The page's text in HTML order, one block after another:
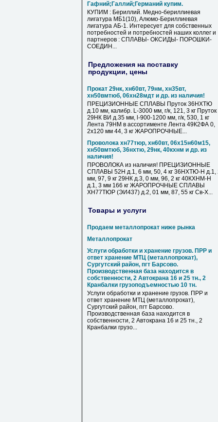
Гафний;Галлий;Германий купим.
КУПИМ : Бериллий. Медно-бериллиевая
лигатура МБ1(10), Алюмо-Бериллиевая
лигатура АБ-1. Интересует для собственных
потребностей и потребностей наших коллег и
партнеров : СПЛАВЫ- ОКСИДЫ- ПОРОШКИ-
СОЕДИН...
Предложения на поставку
продукции, цены
Прокат 29нк, хн60вт, 79нм, хн35вт,
хн50вмтюб, 06хн28мдт и др. из наличия!
ПРЕЦИЗИОННЫЕ СПЛАВЫ Пруток 36НХТЮ
д.10 мм, калибр. L-3000 мм, г/к, 121, 3 кг Пруток
29НК ВИ д.35 мм, l-900-1200 мм, г/к, 530, 1 кг
Лента 79НМ в ассортименте Лента 49К2ФА 0,
2х120 мм 44, 3 кг ЖАРОПРОЧНЫЕ...
Проволока хн77тюр, хн60вт, 06х15н60м15,
хн50вмтюб, 36нхтю, 29нк, 40кхнм и др. из
наличия!
ПРОВОЛОКА из наличия! ПРЕЦИЗИОННЫЕ
СПЛАВЫ 52Н д.1, 6 мм, 50, 4 кг 36НХТЮ-Н д.1,
мм, 97, 9 кг 29НК д.3, 0 мм, 96, 2 кг 40КХНМ-Н
д.1, 3 мм 166 кг ЖАРОПРОЧНЫЕ СПЛАВЫ
ХН77ТЮР (ЭИ437) д.2, 01 мм, 87, 55 кг Св-Х...
Товары и услуги
Продаем металлопрокат ниже рынка
Металлопрокат
Услуги обработки и хранение грузов. ПРР и
ответ хранение МТЦ (металлопрокат),
Сургутский район, пгт Барсово.
Производственная база находится в
собственности, 2 Автокрана 16 и 25 тн., 2
Кранбалки грузоподъемностью 10 тн.
Услуги обработки и хранение грузов. ПРР и
ответ хранение МТЦ (металлопрокат),
Сургутский район, пгт Барсово.
Производственная база находится в
собственности, 2 Автокрана 16 и 25 тн., 2
Кранбалки грузо...